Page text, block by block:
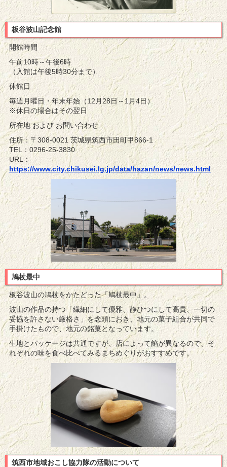
板谷波山記念館
開館時間
午前10時～午後6時
（入館は午後5時30分まで）
休館日
毎週月曜日・年末年始（12月28日～1月4日）
※休日の場合はその翌日
所在地 および お問い合わせ
住所：〒308-0021 茨城県筑西市田町甲866-1
TEL：0296-25-3830
URL：
https://www.city.chikusei.lg.jp/data/hazan/news/news.html
鳩杖最中
板谷波山の鳩杖をかたどった「鳩杖最中」。
波山の作品の持つ「繊細にして優雅、静ひつにして高貴、一切の
妥協を許さない厳格さ」を念頭におき、地元の菓子組合が共同で
手掛けたもので、地元の銘菓となっています。
生地とパッケージは共通ですが、店によって餡が異なるので、そ
れぞれの味を食べ比べてみるまちめぐりがおすすめです。
筑西市地域おこし協力隊の活動について